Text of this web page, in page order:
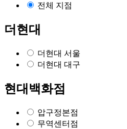
전체 지점
더현대
더현대 서울
더현대 대구
현대백화점
압구정본점
무역센터점